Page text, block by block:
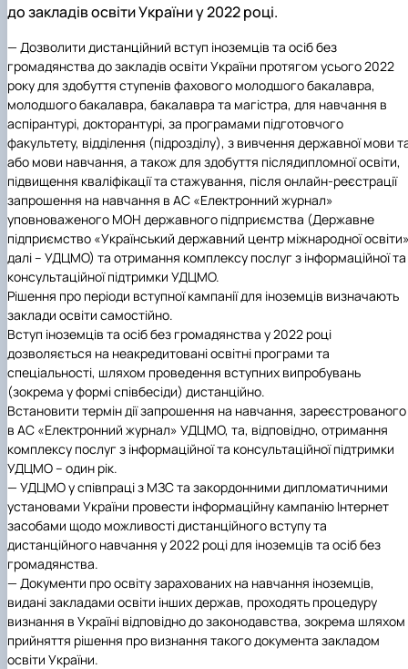
до закладів освіти України у 2022 році.
— Дозволити дистанційний вступ іноземців та осіб без
громадянства до закладів освіти України протягом усього 2022
року для здобуття ступенів фахового молодшого бакалавра,
молодшого бакалавра, бакалавра та магістра, для навчання в
аспірантурі, докторантурі, за програмами підготовчого
факультету, відділення (підрозділу), з вивчення державної мови
або мови навчання, а також для здобуття післядипломної освіти,
підвищення кваліфікації та стажування, після онлайн-реєстрації
запрошення на навчання в АС «Електронний журнал»
уповноваженого МОН державного підприємства (Державне
підприємство «Український державний центр міжнародної
далі – УДЦМО) та отримання комплексу послуг з інформаційної та
консультаційної підтримки УДЦМО.
Рішення про періоди вступної кампанії для іноземців визначають
заклади освіти самостійно.
Вступ іноземців та осіб без громадянства у 2022 році
дозволяється на неакредитовані освітні програми та
спеціальності, шляхом проведення вступних випробувань
(зокрема у формі співбесіди) дистанційно.
Встановити термін дії запрошення на навчання, зареєстрованого
в АС «Електронний журнал» УДЦМО, та, відповідно, отримання
комплексу послуг з інформаційної та консультаційної підтримки
УДЦМО – один рік.
— УДЦМО у співпраці з МЗС та закордонними дипломатичними
установами України провести інформаційну кампанію Інтернет
засобами щодо можливості дистанційного вступу та
дистанційного навчання у 2022 році для іноземців та осіб без
громадянства.
— Документи про освіту зарахованих на навчання іноземців,
видані закладами освіти інших держав, проходять процедуру
визнання в Україні відповідно до законодавства, зокрема шляхом
прийняття рішення про визнання такого документа закладом
освіти України.